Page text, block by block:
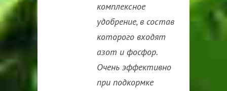
комплексное
удобрение, в состав
которого входят
азот и фосфор.
Очень эффективно
при подкормке